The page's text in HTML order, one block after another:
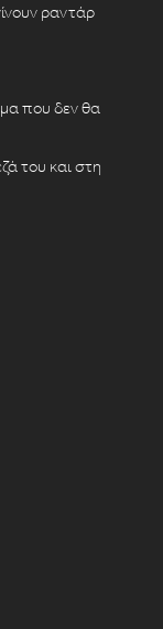
ραντάρ
που δεν θα
του και στη